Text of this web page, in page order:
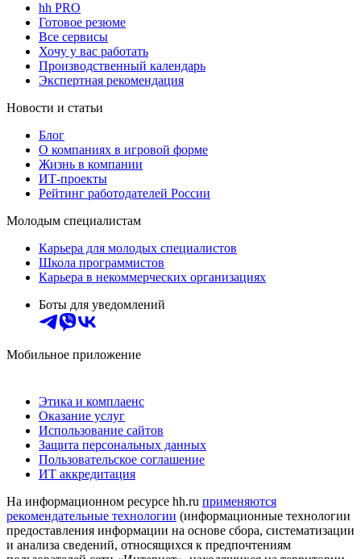
hh PRO
Готовое резюме
Все сервисы
Хочу у вас работать
Производственный календарь
Экспертная рекомендация
Новости и статьи
Блог
О компаниях в игровой форме
Жизнь в компании
ИТ-проекты
Рейтинг работодателей России
Молодым специалистам
Карьера для молодых специалистов
Школа программистов
Карьера в некоммерческих организациях
Боты для уведомлений
Мобильное приложение
Этика и комплаенс
Оказание услуг
Использование сайтов
Защита персональных данных
Пользовательское соглашение
ИТ аккредитация
На информационном ресурсе hh.ru применяются
рекомендательные технологии (информационные технологии
предоставления информации на основе сбора, систематизации
и анализа сведений, относящихся к предпочтениям